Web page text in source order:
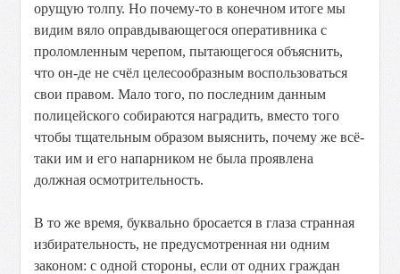
орущую толпу. Но почему-то в конечном итоге мы
видим вяло оправдывающегося оперативника с
проломленным черепом, пытающегося объяснить,
что он-де не счёл целесообразным воспользоваться
свои правом. Мало того, по последним данным
полицейского собираются наградить, вместо того
чтобы тщательным образом выяснить, почему же всё-
таки им и его напарником не была проявлена
должная осмотрительность.
В то же время, буквально бросается в глаза странная
избирательность, не предусмотренная ни одним
законом: с одной стороны, если от одних граждан